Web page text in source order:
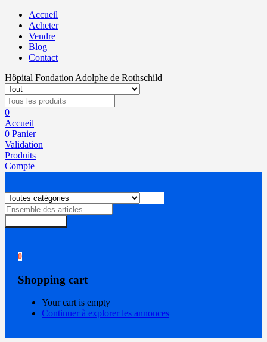
Accueil
Acheter
Vendre
Blog
Contact
Hôpital Fondation Adolphe de Rothschild
0
Accueil
0 Panier
Validation
Produits
Compte
0
Shopping cart
Your cart is empty
Continuer à explorer les annonces